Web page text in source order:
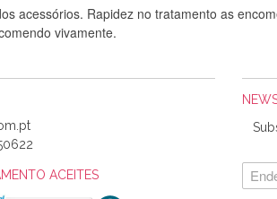
acessórios. Rapidez no tratamento as
vivamente.
Bernardino Mestre
a encomenda, gostei muito dos tecidos.
ACEITES